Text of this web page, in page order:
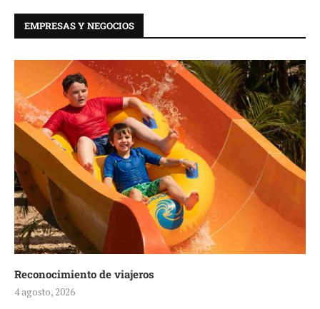
EMPRESAS Y NEGOCIOS
Reconocimiento de viajeros
4 agosto, 2026